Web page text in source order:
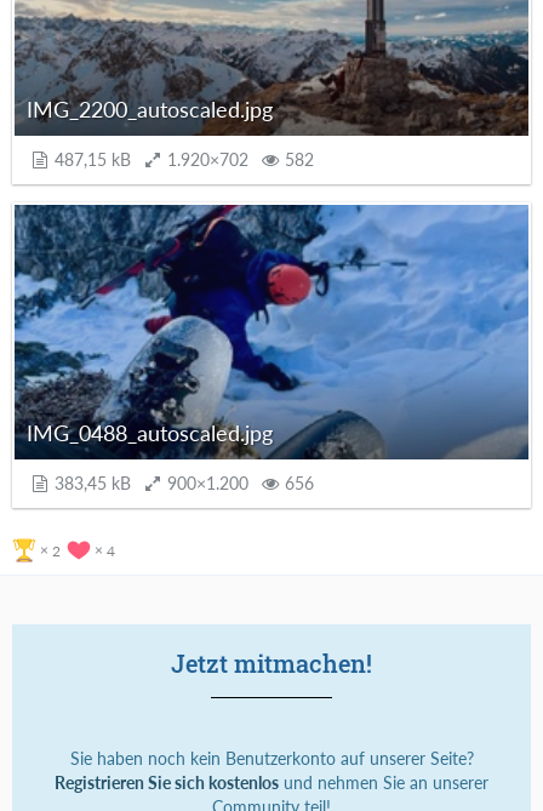
IMG_2200_autoscaled.jpg
487,15 kB 1.920×702 582
IMG_0488_autoscaled.jpg
383,45 kB 900×1.200 656
2 4
Jetzt mitmachen!
Sie haben noch kein Benutzerkonto auf unserer Seite?
Registrieren Sie sich kostenlos und nehmen Sie an unserer
Community teil!